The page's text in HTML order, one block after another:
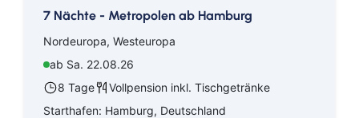
7 Nächte - Metropolen ab Hamburg
Nordeuropa, Westeuropa
ab Sa. 22.08.26
8 Tage
Vollpension inkl. Tischgetränke
Starthafen: Hamburg, Deutschland